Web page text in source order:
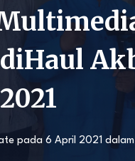
pada 6 April 2021 dalam